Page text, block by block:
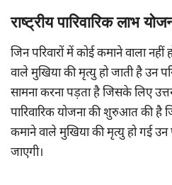
राष्ट्रीय पारिवारिक लाभ
जिन परिवारों में कोई कमाने वाला
वाले मुखिया की मृत्यु हो जाती है उन
सामना करना पड़ता है जिसके लिए उत्तर
पारिवारिक योजना की शुरुआत की है
कमाने वाले मुखिया की मृत्यु हो गई उन
जाएगी।